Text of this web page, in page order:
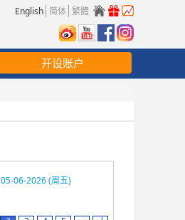
English 简体 繁體
开设账户
05-06-2026 (周五)